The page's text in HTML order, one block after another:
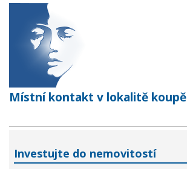
Místní kontakt v lokalitě koupě
Investujte do nemovitostí